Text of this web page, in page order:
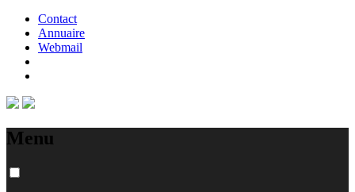
Contact
Annuaire
Webmail
Menu